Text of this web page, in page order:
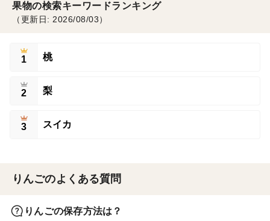
果物の検索キーワードランキング
（更新日: 2026/08/03）
1 桃
2 梨
3 スイカ
りんごのよくある質問
りんごの保存方法は？